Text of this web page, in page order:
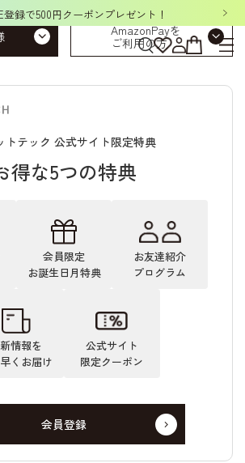
登録で500円クーポンプレゼント！
AmazonPayを
ご利用の方
トテック 公式サイト限定特典
得な5つの特典
会員限定
お誕生日月特典
お友達紹介
プログラム
情報を
くお届け
公式サイト
限定クーポン
会員登録